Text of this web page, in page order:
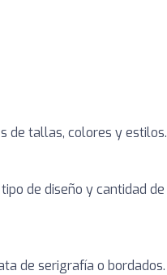
de tallas, colores y estilos.
de diseño y cantidad de
de serigrafía o bordados.